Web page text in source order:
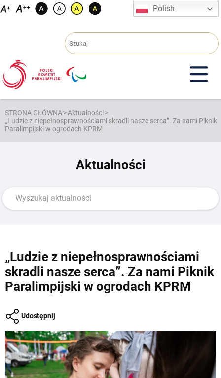
Przejdź
Polish
STRONA GŁÓWNA>Aktualności>
„Ludzie z niepełnosprawnościami skradli nasze serca”. Za nami Piknik
Paralimpijski w ogrodach KPRM
Aktualności
„Ludzie z niepełnosprawnościami
skradli nasze serca”. Za nami Piknik
Paralimpijski w ogrodach KPRM
Udostępnij